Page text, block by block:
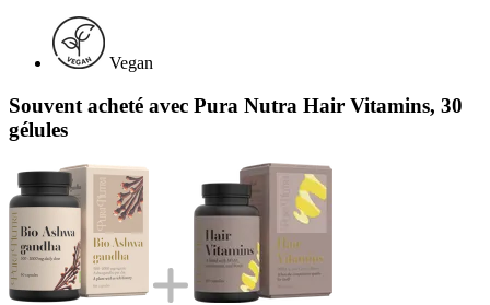
Vegan
Souvent acheté avec Pura Nutra Hair Vitamins, 30
gélules